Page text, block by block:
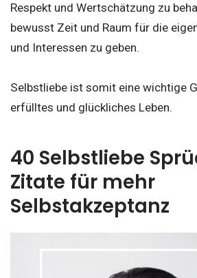
Respekt und Wertschätzung zu
bewusst Zeit und Raum für die
und Interessen zu geben.
Selbstliebe ist somit eine wichtige
erfülltes und glückliches Leben.
40 Selbstliebe
Zitate für mehr
Selbstakzeptanz